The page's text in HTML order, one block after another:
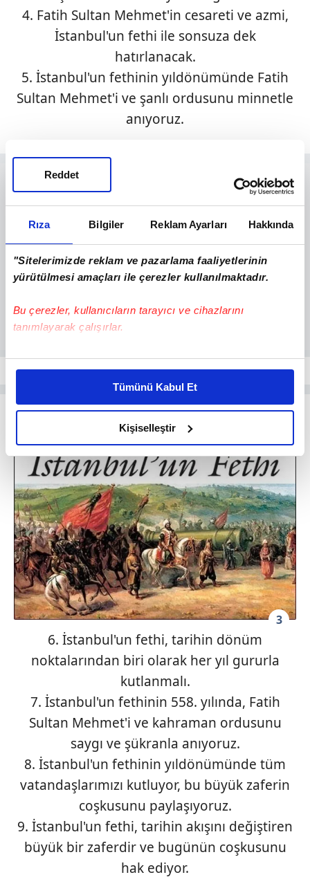
Rıza Bilgiler Reklam Ayarları Hakkında
"Sitelerimizde reklam ve pazarlama faaliyetlerinin
yürütülmesi amaçları ile çerezler kullanılmaktadır.
Bu çerezler, kullanıcıların tarayıcı ve cihazlarını
tanımlayarak çalışırlar.
Bu çerezlere izin vermeniz halinde sizlere özel
daha iyi reklam deneyimi yaşatabiliriz. Bunu yaparken
amacımızın size daha iyi bir reklam deneyimi sunmak
olduğunu ve sizlere en iyi içerikleri sunabilmek adına
elimizden gelen çabayı gösterdiğimizi ve bu noktada,
reklamların maliyetlerimizi karşılamak noktasında tek gelir
kalemimiz olduğunu sizlere hatırlatmak isteriz.
Her halükârda, kullanıcılar, bu çerezlere izin vermedikleri
takdirde, kullanıcılara hedefli reklamlar
gösterilmeyecektir."
Sizlere daha iyi bir hizmet sunabilmek için İnternet
Sitemizde kendimize ve üçüncü kişilere ait çerezler
kullanılmaktadır. Bu çerezler vasıtasıyla çeşitli kişisel
toplumu hizmetlerinin sunulması amacıyla
kullanılmaktadır. Diğer çerezler, sitemizin daha işlevsel
kılınması ve kişiselleştirilmesi ve sizlere yönelik
reklam/pazarlama faaliyetlerinin yapılması, amaçlarıyla
sınırlı olarak açık rızanız dahilinde kullanılacaktır.
Çerezlere ilişkin tercihlerinizi aşağıda yer alan panel
vasıtasıyla belirleyebilirsiniz. Çerezlere ilişkin detaylı bilgi
için Ayarlar butonuna tıklayabilir,
Metnimiziziyaret edebilirsiniz.
6698 sayılı Kişisel Verilerin Korunması Kanunu uyarınca
hazırlanmış Aydınlatma Metnimizi okumak ve sitemizde
ilgili mevzuata uygun olarak kullanılan çerezlerle ilgili bilgi
tıklayınız.
Tümünü Kabul Et
Kişiselleştir
Reddet
4. Fatih Sultan Mehmet'in cesareti ve azmi,
İstanbul'un fethi ile sonsuza dek
hatırlanacak.
5. İstanbul'un fethinin yıldönümünde Fatih
Sultan Mehmet'i ve şanlı ordusunu minnetle
anıyoruz.
3
6. İstanbul'un fethi, tarihin dönüm
noktalarından biri olarak her yıl gururla
kutlanmalı.
7. İstanbul'un fethinin 558. yılında, Fatih
Sultan Mehmet'i ve kahraman ordusunu
saygı ve şükranla anıyoruz.
8. İstanbul'un fethinin yıldönümünde tüm
vatandaşlarımızı kutluyor, bu büyük zaferin
coşkusunu paylaşıyoruz.
9. İstanbul'un fethi, tarihin akışını değiştiren
büyük bir zaferdir ve bugünün coşkusunu
hak ediyor.